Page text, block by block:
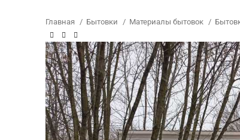
Главная Бытовки Материалы бытовок